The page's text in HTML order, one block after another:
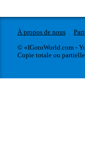
À propos de nous
© «IGotoWorld.com -
Copie totale ou